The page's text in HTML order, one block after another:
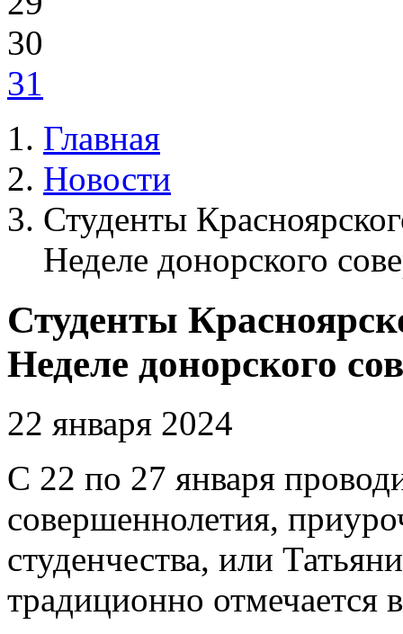
30
31
Главная
Новости
Студенты
Неделе донорского
Студенты
Неделе донорского
22 января 2024
С 22 по 27 января
совершеннолетия,
студенчества, или
традиционно отмечается